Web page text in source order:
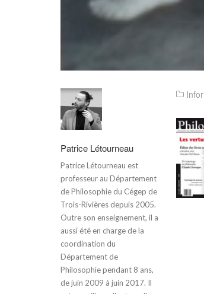
Patrice Létourneau
Patrice Létourneau est
professeur au Département
de Philosophie du Cégep de
Trois-Rivières depuis 2005.
Outre son enseignement, il a
aussi été en charge de la
coordination du
Département de
Philosophie pendant 8 ans,
de juin 2009 à juin 2017. Il